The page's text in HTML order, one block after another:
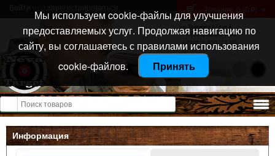
Санкт-Петербург
ул. Тележная 37 лит А
+7 (911) 021-04-08
+7 (812) 921-73-50
Товаров: 0 (0 p )
Открыть меню
Информация
Мы используем cookie-файлы для улучшения
предоставляемых услуг. Продолжая навигацию по
сайту, вы соглашаетесь с правилами использования
cookie-файлов.
Принять